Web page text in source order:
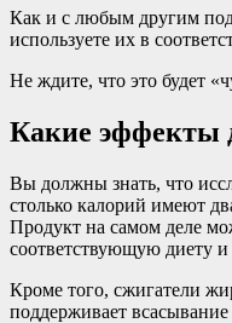
Как и с любым другим
используете их в
Не ждите, что это будет
Какие эффекты
Вы должны знать, что
столько калорий имеют
Продукт на самом деле
соответствующую диету и
Кроме того, сжигатели
поддерживает